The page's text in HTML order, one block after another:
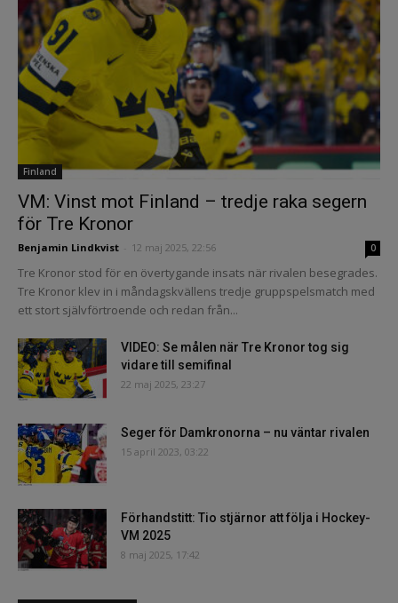
Finland
VM: Vinst mot Finland – tredje raka segern
för Tre Kronor
Benjamin Lindkvist 12 maj 2025, 22:56 0
Tre Kronor stod för en övertygande insats när rivalen besegrades.
Tre Kronor klev in i måndagskvällens tredje gruppspelsmatch med
ett stort självförtroende och redan från...
VIDEO: Se målen när Tre Kronor tog sig
vidare till semifinal
22 maj 2025, 23:27
Seger för Damkronorna – nu väntar rivalen
15 april 2023, 03:22
Förhandstitt: Tio stjärnor att följa i Hockey-
VM 2025
8 maj 2025, 17:42